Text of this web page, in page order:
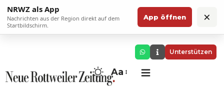
NRWZ als App
Nachrichten aus der Region direkt auf dem
Startbildschirm.
App öffnen ×
Unterstützen
Aa